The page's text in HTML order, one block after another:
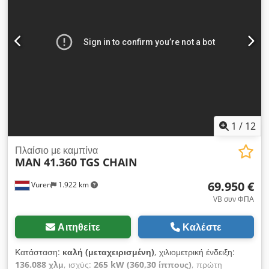
και πλήρες απόθεμα: Η χρηματοδοτική μίσθωση μέσω της
Kleyn Trucks είναι εφικτή στα περισσότερα ευρωπαϊκά κράτη!
1 / 12
Vuren 1.922 km
Πλαίσιο με καμπίνα
MAN 41.360 TGS CHAIN
69.950 €
VB συν ΦΠΑ
Αιτηθείτε Καλέστε
Κατάσταση: καλή (μεταχειρισμένη), χιλιομετρική ένδειξη:
136.088 χλμ, ισχύς: 265 kW (360,30 ίππους), πρώτη